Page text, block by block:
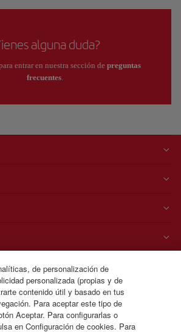
alguna duda?
entrar en nuestra sección de preguntas
frecuentes
426053
- 20:00 horas (francés). Lunes a domingo
e inglés).
de personalización de
personalizada (propias y de
contenido útil y basado en tus
Para aceptar este tipo de
Aceptar. Para configurarlas o
en Configuración de cookies. Para